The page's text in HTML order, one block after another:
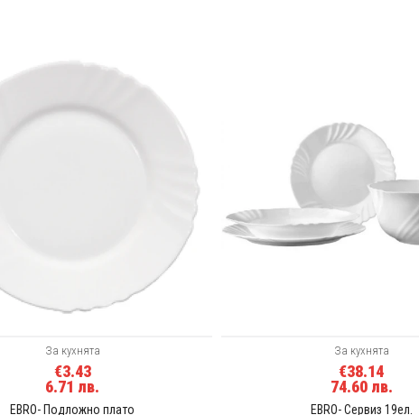
За кухнята
€3.43
6.71 лв.
EBRO- Подложно плато
За кухнята
€38.14
74.60 лв.
EBRO- Сервиз 19ел.